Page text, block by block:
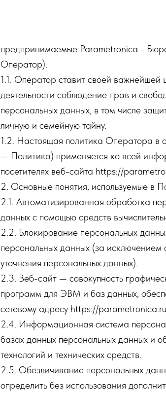
предпринимаемые Parametronica -
Оператор).
1.1. Оператор ставит своей важнейшей
деятельности соблюдение прав и
персональных данных, в том числе
личную и семейную тайну.
1.2. Настоящая политика Оператора в
— Политика) применяется ко всей
посетителях веб-сайта https://
2. Основные понятия, используемые в
2.1. Автоматизированная обработка
данных с помощью средств
2.2. Блокирование персональных
персональных данных (за
уточнения персональных данных).
2.3. Веб-сайт — совокупность
программ для ЭВМ и баз данных,
сетевому адресу https://
2.4. Информационная система
базах данных персональных данных и
технологий и технических средств.
2.5. Обезличивание персональных
определить без использования